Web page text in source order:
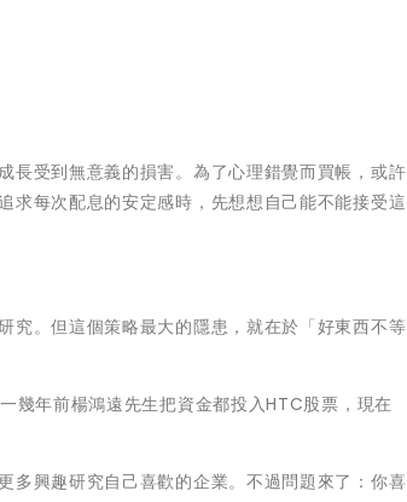
長受到無意義的損害。為了心理錯覺而買帳，或許
求每次配息的安定感時，先想想自己能不能接受這
究。但這個策略最大的隱患，就在於「好東西不等
幾年前楊鴻遠先生把資金都投入HTC股票，現在
多興趣研究自己喜歡的企業。不過問題來了：你喜